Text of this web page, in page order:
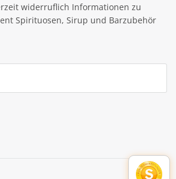
widerruflich Informationen zu
Spirituosen, Sirup und Barzubehör